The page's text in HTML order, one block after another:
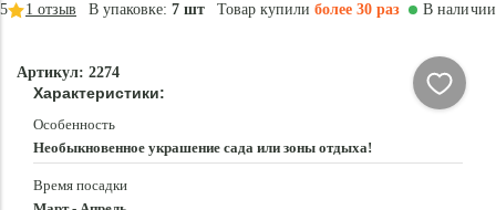
В упаковке: 7 шт Товар купили более 30 раз
5 1 отзыв В наличии
Артикул: 2274
Характеристики:
Особенность
Необыкновенное украшение сада или зоны отдыха!
Время посадки